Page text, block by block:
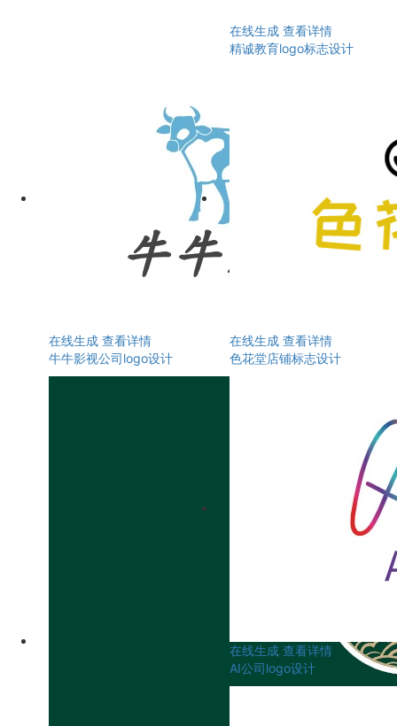
在线生成 查看详情
精诚教育logo标志设计
在线生成 查看详情
牛牛影视公司logo设计
在线生成 查看详情
色花堂店铺标志设计
在线生成 查看详情
AI公司logo设计